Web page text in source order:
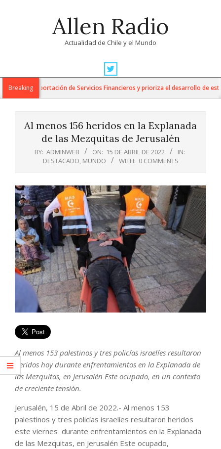
Allen Radio
Actualidad de Chile y el Mundo
Navigation
MenuBreaking
para la Exportación de Servicios Financieros y prioriza el desarrollo de esta
Al menos 156 heridos en la Explanada
de las Mezquitas de Jerusalén
BY: ADMINWEB ON: 15 DE ABRIL DE 2022
IN:
DESTACADO, MUNDO WITH: 0 COMMENTS
Al menos 153 palestinos y tres policías israelíes resultaron
heridos hoy durante enfrentamientos en la Explanada de
las Mezquitas, en Jerusalén Este ocupado, en un contexto
de creciente tensión.
Jerusalén, 15 de Abril de 2022.- Al menos 153
palestinos y tres policías israelíes resultaron heridos
este viernes durante enfrentamientos en la Explanada
de las Mezquitas, en Jerusalén Este ocupado,